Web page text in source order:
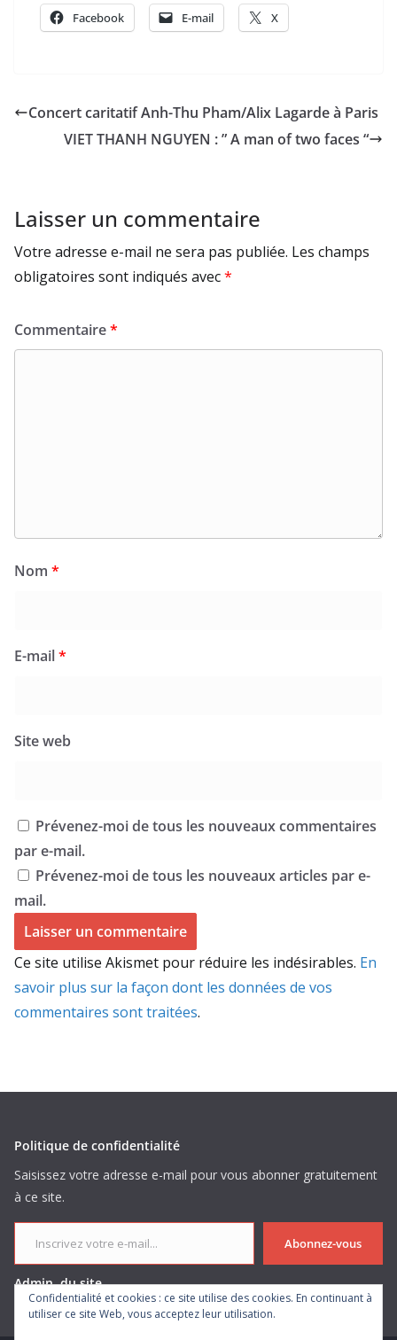
Facebook E-mail X
Concert caritatif Anh-Thu Pham/Alix Lagarde à Paris
VIET THANH NGUYEN : ” A man of two faces “
Laisser un commentaire
Votre adresse e-mail ne sera pas publiée. Les champs
obligatoires sont indiqués avec*
Commentaire*
Nom *
E-mail*
Site web
Prévenez-moi de tous les nouveaux commentaires
par e-mail.
Prévenez-moi de tous les nouveaux articles par e-
mail.
Ce site utilise Akismet pour réduire les indésirables. En
savoir plus sur la façon dont les données de vos
commentaires sont traitées.
Politique de confidentialité
Saisissez votre adresse e-mail pour vous abonner gratuitement
à ce site.
Inscrivez votre e-mail...
Abonnez-vous
Admin. du site
Confidentialité et cookies : ce site utilise des cookies. En continuant à
utiliser ce site Web, vous acceptez leur utilisation.